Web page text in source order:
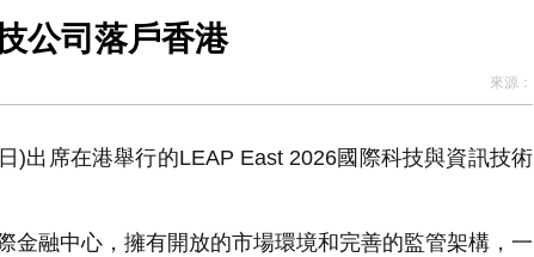
公司落戶香港
來源：
出席在港舉行的LEAP East 2026國際科技與資訊技術
融中心，擁有開放的市場環境和完善的監管架構，一